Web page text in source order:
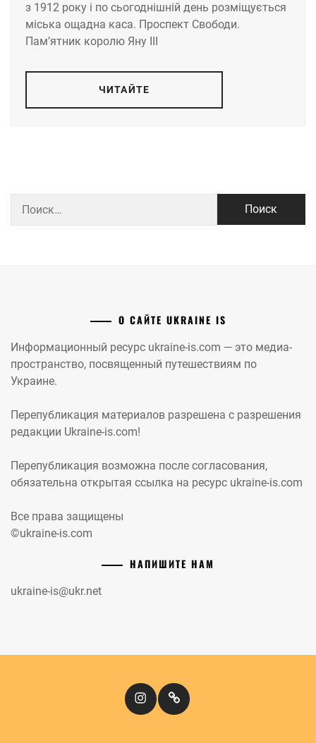
з 1912 року і по сьогоднішній день розміщується
міська ощадна каса. Проспект Свободи.
Пам’ятник королю Яну ІІІ
ЧИТАЙТЕ
О САЙТЕ UKRAINE IS
Информационный ресурс ukraine-is.com — это медиа-
пространство, посвященный путешествиям по
Украине.
Перепубликация материалов разрешена с разрешения
редакции Ukraine-is.com!
Перепубликация возможна после согласования,
обязательна открытая ссылка на ресурс ukraine-is.com
Все права защищены
©ukraine-is.com
НАПИШИТЕ НАМ
ukraine-is@ukr.net
InstagramКіномандри